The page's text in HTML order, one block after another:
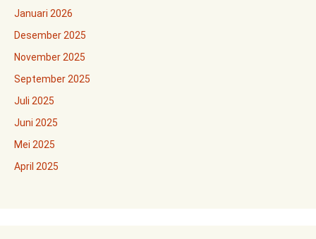
Januari 2026
Desember 2025
November 2025
September 2025
Juli 2025
Juni 2025
Mei 2025
April 2025